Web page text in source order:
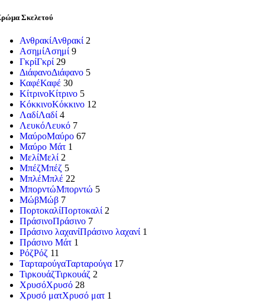
Σκελετού
ΑνθρακίΑνθρακί 2
ΑσημίΑσημί 9
ΓκρίΓκρί 29
ΔιάφανοΔιάφανο 5
ΚαφέΚαφέ 30
ΚίτρινοΚίτρινο 5
ΚόκκινοΚόκκινο 12
ΛαδίΛαδί 4
ΛευκόΛευκό 7
ΜαύροΜαύρο 67
Μαύρο Μάτ 1
ΜελίΜελί 2
ΜπέζΜπέζ 5
ΜπλέΜπλέ 22
ΜπορντώΜπορντώ 5
ΜώβΜώβ 7
ΠορτοκαλίΠορτοκαλί 2
ΠράσινοΠράσινο 7
Πράσινο λαχανίΠράσινο λαχανί 1
Πράσινο Μάτ 1
ΡόζΡόζ 11
ΤαρταρούγαΤαρταρούγα 17
ΤιρκουάζΤιρκουάζ 2
ΧρυσόΧρυσό 28
Χρυσό ματΧρυσό ματ 1